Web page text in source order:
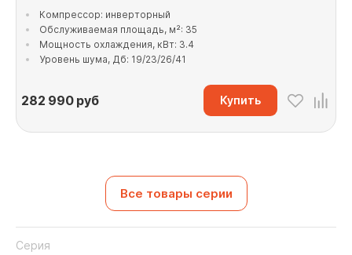
Компрессор: инверторный
Обслуживаемая площадь, м²: 35
Мощность охлаждения, кВт: 3.4
Уровень шума, Дб: 19/23/26/41
282 990руб Купить
Все товары серии
Серия